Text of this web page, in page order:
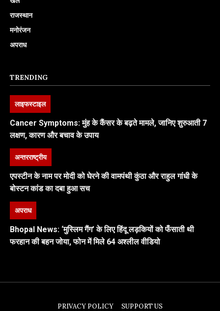
राजस्थान
मनोरंजन
अपराध
TRENDING
लाइफस्टाइल
Cancer Symptoms: मुंह के कैंसर के बढ़ते मामले, जानिए शुरुआती 7
लक्षण, कारण और बचाव के उपाय
अन्तरराष्ट्रीय
एपस्टीन के नाम पर मोदी को घेरने की वामपंथी कुंठा और राहुल गांधी के
बोस्टन कांड का दबा हुआ सच
अपराध
Bhopal News: ‘मुस्लिम गैंग’ के लिए हिंदू लड़कियों को फँसाती थी
फरहान की बहन जोया, फोन में मिले 64 अश्लील वीडियो
PRIVACY POLICY SUPPORT US